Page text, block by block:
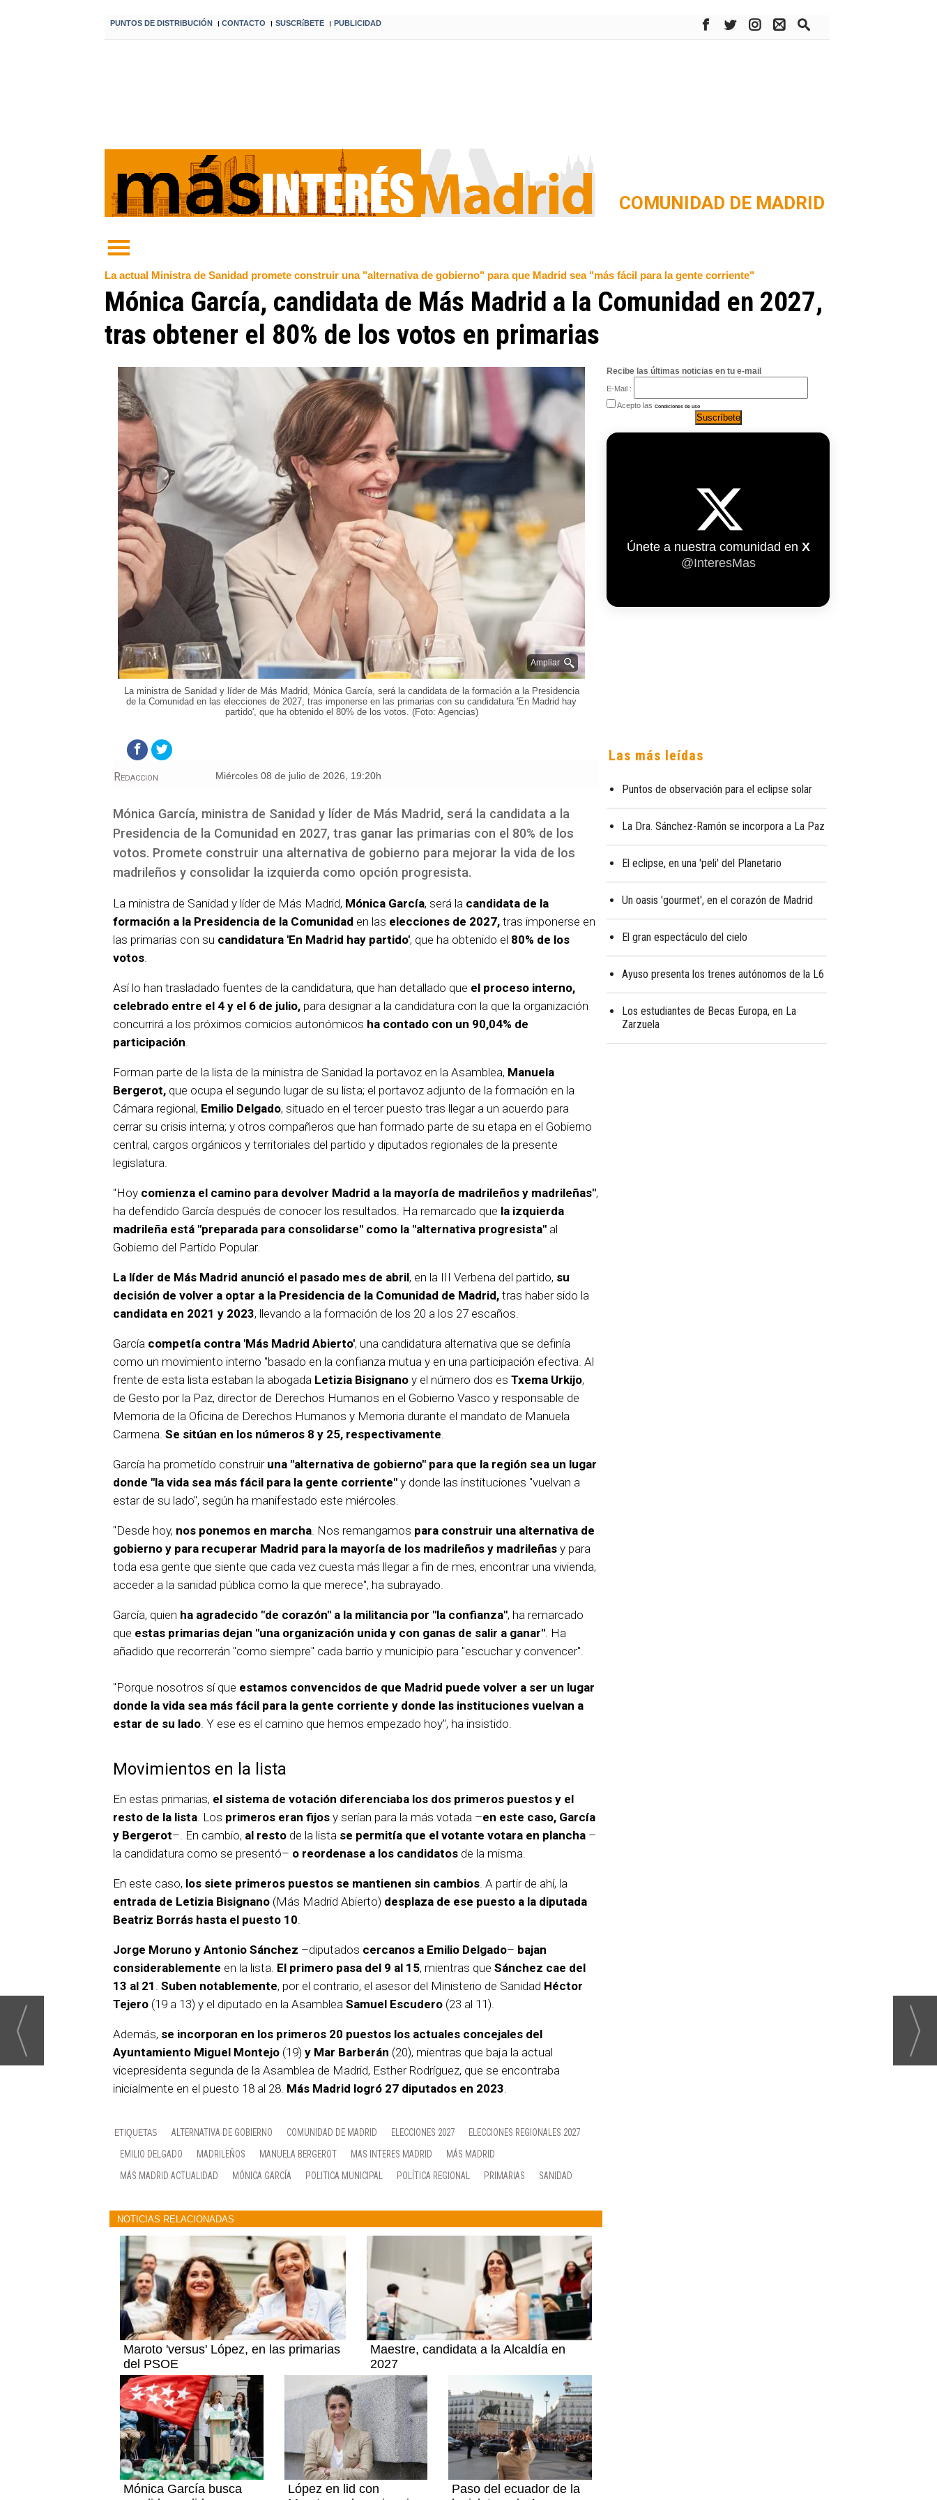
PUNTOS DE DISTRIBUCIÓN I CONTACTO I SUSCRíBETE I PUBLICIDAD
COMUNIDAD DE MADRID
La actual Ministra de Sanidad promete construir una "alternativa de gobierno" para que Madrid sea "más fácil para la gente corriente"
Mónica García, candidata de Más Madrid a la Comunidad en 2027,
tras obtener el 80% de los votos en primarias
Ampliar
La ministra de Sanidad y líder de Más Madrid, Mónica García, será la candidata de la formación a la Presidencia
de la Comunidad en las elecciones de 2027, tras imponerse en las primarias con su candidatura 'En Madrid hay
partido', que ha obtenido el 80% de los votos. (Foto: Agencias)
miércoles 08 de julio de 2026, 19:20h
Redaccion
Mónica García, ministra de Sanidad y líder de Más Madrid, será la candidata a la
Presidencia de la Comunidad en 2027, tras ganar las primarias con el 80% de los
votos. Promete construir una alternativa de gobierno para mejorar la vida de los
madrileños y consolidar la izquierda como opción progresista.
La ministra de Sanidad y líder de Más Madrid, Mónica García, será la candidata de la
formación a la Presidencia de la Comunidad en las elecciones de 2027, tras imponerse en
las primarias con su candidatura 'En Madrid hay partido', que ha obtenido el 80% de los
votos.
Así lo han trasladado fuentes de la candidatura, que han detallado que el proceso interno,
celebrado entre el 4 y el 6 de julio, para designar a la candidatura con la que la organización
concurrirá a los próximos comicios autonómicos ha contado con un 90,04% de
participación.
Forman parte de la lista de la ministra de Sanidad la portavoz en la Asamblea, Manuela
Bergerot, que ocupa el segundo lugar de su lista; el portavoz adjunto de la formación en la
Cámara regional, Emilio Delgado, situado en el tercer puesto tras llegar a un acuerdo para
cerrar su crisis interna; y otros compañeros que han formado parte de su etapa en el Gobierno
central, cargos orgánicos y territoriales del partido y diputados regionales de la presente
legislatura.
"Hoy comienza el camino para devolver Madrid a la mayoría de madrileños y madrileñas",
ha defendido García después de conocer los resultados. Ha remarcado que la izquierda
madrileña está "preparada para consolidarse" como la "alternativa progresista" al
Gobierno del Partido Popular.
La líder de Más Madrid anunció el pasado mes de abril, en la III Verbena del partido, su
decisión de volver a optar a la Presidencia de la Comunidad de Madrid, tras haber sido la
candidata en 2021 y 2023, llevando a la formación de los 20 a los 27 escaños.
García competía contra 'Más Madrid Abierto', una candidatura alternativa que se definía
como un movimiento interno "basado en la confianza mutua y en una participación efectiva. Al
frente de esta lista estaban la abogada Letizia Bisignano y el número dos es Txema Urkijo,
de Gesto por la Paz, director de Derechos Humanos en el Gobierno Vasco y responsable de
Memoria de la Oficina de Derechos Humanos y Memoria durante el mandato de Manuela
Carmena. Se sitúan en los números 8 y 25, respectivamente.
García ha prometido construir una "alternativa de gobierno" para que la región sea un lugar
donde "la vida sea más fácil para la gente corriente" y donde las instituciones "vuelvan a
estar de su lado", según ha manifestado este miércoles.
"Desde hoy, nos ponemos en marcha. Nos remangamos para construir una alternativa de
gobierno y para recuperar Madrid para la mayoría de los madrileños y madrileñas y para
toda esa gente que siente que cada vez cuesta más llegar a fin de mes, encontrar una vivienda,
acceder a la sanidad pública como la que merece", ha subrayado.
García, quien ha agradecido "de corazón" a la militancia por "la confianza", ha remarcado
que estas primarias dejan "una organización unida y con ganas de salir a ganar". Ha
añadido que recorrerán "como siempre" cada barrio y municipio para "escuchar y convencer".
"Porque nosotros sí que estamos convencidos de que Madrid puede volver a ser un lugar
donde la vida sea más fácil para la gente corriente y donde las instituciones vuelvan a
estar de su lado. Y ese es el camino que hemos empezado hoy", ha insistido.
Movimientos en la lista
En estas primarias, el sistema de votación diferenciaba los dos primeros puestos y el
resto de la lista. Los primeros eran fijos y serían para la más votada –en este caso, García
y Bergerot–. En cambio, al resto de la lista se permitía que el votante votara en plancha –
la candidatura como se presentó– o reordenase a los candidatos de la misma.
En este caso, los siete primeros puestos se mantienen sin cambios. A partir de ahí, la
entrada de Letizia Bisignano (Más Madrid Abierto) desplaza de ese puesto a la diputada
Beatriz Borrás hasta el puesto 10.
Jorge Moruno y Antonio Sánchez –diputados cercanos a Emilio Delgado– bajan
considerablemente en la lista. El primero pasa del 9 al 15, mientras que Sánchez cae del
13 al 21 . Suben notablemente, por el contrario, el asesor del Ministerio de Sanidad Héctor
Tejero (19 a 13) y el diputado en la Asamblea Samuel Escudero (23 al 11).
Además, se incorporan en los primeros 20 puestos los actuales concejales del
Ayuntamiento Miguel Montejo (19) y Mar Barberán (20), mientras que baja la actual
vicepresidenta segunda de la Asamblea de Madrid, Esther Rodríguez, que se encontraba
inicialmente en el puesto 18 al 28. Más Madrid logró 27 diputados en 2023.
ALTERNATIVA DE GOBIERNO COMUNIDAD DE MADRID ELECCIONES 2027
ELECCIONES REGIONALES 2027
EMILIO DELGADO
MADRILEÑOS MANUELA BERGEROT MAS INTERES MADRID
MÁS MADRID
MÁS MADRID ACTUALIDAD
MÓNICA GARCÍA POLITICA MUNICIPAL POLÍTICA REGIONAL PRIMARIAS SANIDAD
NOTICIAS RELACIONADAS
Maroto 'versus' López, en las primarias
del PSOE
Maestre, candidata a la Alcaldía en
2027
Mónica García busca
López en lid con
Paso del ecuador de la
Recibe las últimas noticias en tu e-mail
E-Mail :
Acepto las Condiciones de uso
Únete a nuestra comunidad en X
@InteresMas
Las más leídas
Puntos de observación para el eclipse solar
La Dra. Sánchez-Ramón se incorpora a La Paz
El eclipse, en una 'peli' del Planetario
Un oasis 'gourmet', en el corazón de Madrid
El gran espectáculo del cielo
Ayuso presenta los trenes autónomos de la L6
Los estudiantes de Becas Europa, en La
Zarzuela